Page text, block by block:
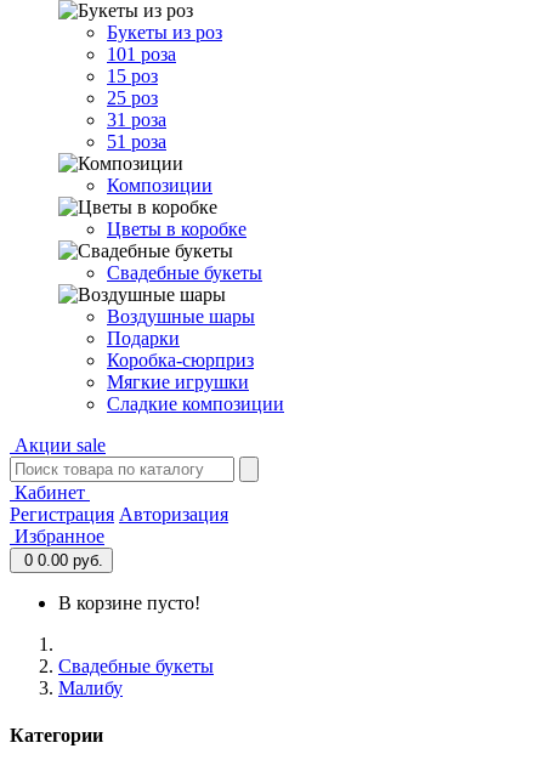
Букеты из роз
101 роза
15 роз
25 роз
31 роза
51 роза
Композиции
Цветы в коробке
Свадебные букеты
Воздушные шары
Подарки
Коробка-сюрприз
Мягкие игрушки
Сладкие композиции
Акции sale
Кабинет
Регистрация Авторизация
Избранное
0 0.00 руб.
В корзине пусто!
Свадебные букеты
Малибу
Категории